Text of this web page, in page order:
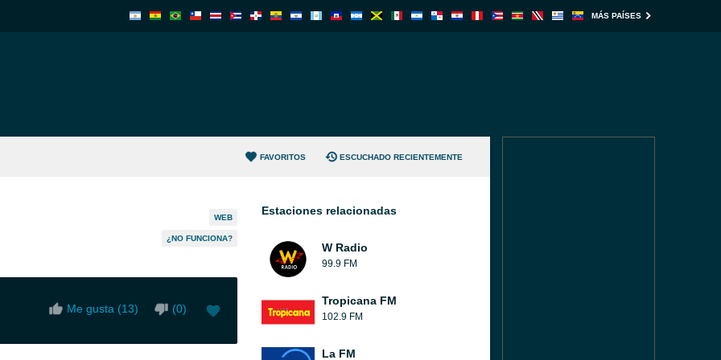
MÁS PAÍSES
FAVORITOS ESCUCHADO RECIENTEMENTE
WEB
¿NO FUNCIONA?
Me gusta (13) (0)
Estaciones relacionadas
W Radio
99.9 FM
Tropicana FM
102.9 FM
La FM